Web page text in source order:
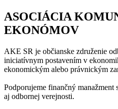
ASOCIÁCIA
EKONÓMOV
AKE SR je občianske združenie
iniciatívnym postavením v
ekonomickým alebo právnickým
Podporujeme finančný manažment
aj odbornej verejnosti.